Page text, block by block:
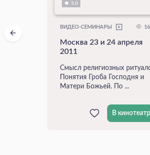
5.0
ВИДЕО-СЕМИНАРЫ
Москва 23 и 24 апреля
2011
Смысл религиозных
Понятия Гроба Господня и
Матери Божьей. По ...
В кинотеатр